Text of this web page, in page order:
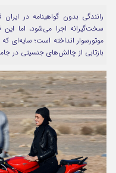
مرا به خاطر بسپار
رانندگی بدون گواهینامه در
سخت‌گیرانه اجرا می‌شود، اما
موتورسوار انداخته است؛ سایه‌ای
بازتابی از چالش‌های جنسیتی در